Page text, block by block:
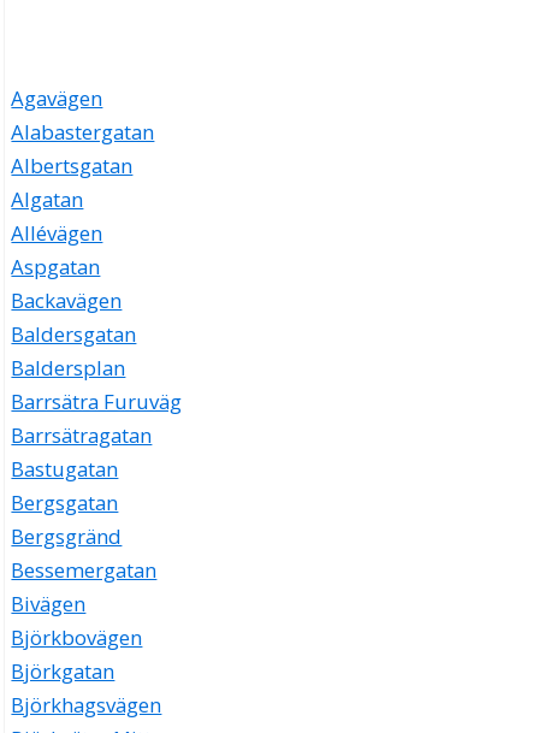
Agavägen
Alabastergatan
Albertsgatan
Algatan
Allévägen
Aspgatan
Backavägen
Baldersgatan
Baldersplan
Barrsätra Furuväg
Barrsätragatan
Bastugatan
Bergsgatan
Bergsgränd
Bessemergatan
Bivägen
Björkbovägen
Björkgatan
Björkhagsvägen